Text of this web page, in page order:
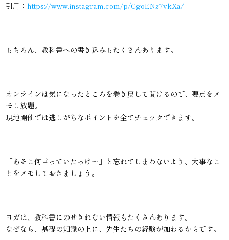
引用：https://www.instagram.com/p/CgoENz7vkXa/
もちろん、教科書への書き込みもたくさんあります。
オンラインは気になったところを巻き戻して聞けるので、要点をメ
モし放題。
現地開催では逃しがちなポイントを全てチェックできます。
「あそこ何言っていたっけ〜」と忘れてしまわないよう、大事なこ
とをメモしておきましょう。
ヨガは、教科書にのせきれない情報もたくさんあります。
なぜなら、基礎の知識の上に、先生たちの経験が加わるからです。